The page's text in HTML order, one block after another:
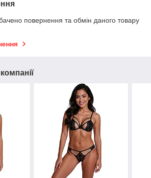
повернення та обмін даного товару